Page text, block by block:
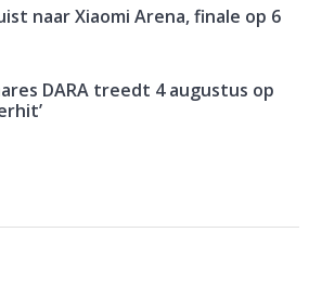
naar Xiaomi Arena, finale op 6
DARA treedt 4 augustus op